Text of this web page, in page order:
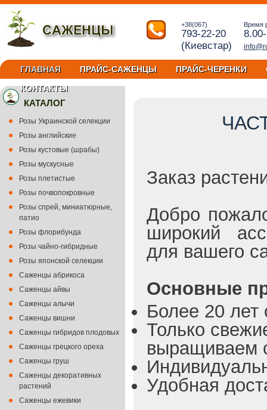
+38(067)
793-22-20
(Киевстар)
Время
ГЛАВНАЯ ПРАЙС-САЖЕНЦЫ ПРАЙС-ЧЕРЕНКИ
КОНТАКТЫ
Заказ
Добро
широкий
для вашего
Основные
Более 20 лет
Только
выращиваем
Удобная
КАТАЛОГ
Розы Украинской селекции
Розы английские
Розы кустовые (шрабы)
Розы мускусные
Розы плетистые
Розы почвопокровные
Розы спрей, миниатюрные,
патио
Розы флорибунда
Розы чайно-гибридные
Розы японской селекции
Саженцы абрикоса
Саженцы айвы
Саженцы алычи
Саженцы вишни
Саженцы гибридов плодовых
Саженцы грецкого ореха
Саженцы груш
Саженцы декоративных
растений
Саженцы ежевики